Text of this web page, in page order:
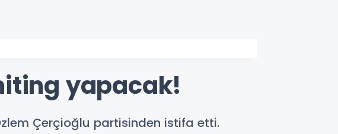
yapacak!
Çerçioğlu partisinden istifa etti.